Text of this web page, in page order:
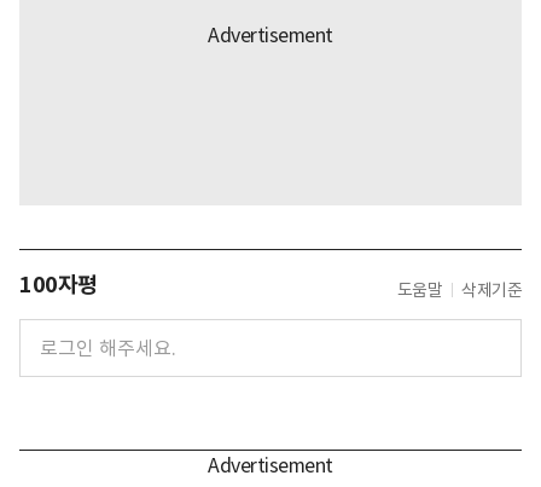
100자평 도움말 삭제기준